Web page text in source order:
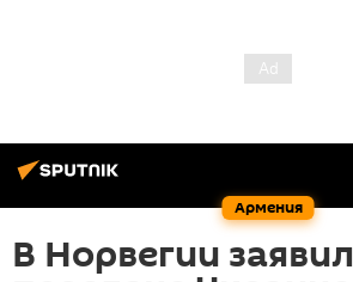
Армения
В Норвегии